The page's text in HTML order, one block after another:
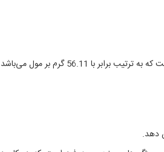
56.11 گرم بر مول می‌باشد.
دهد.